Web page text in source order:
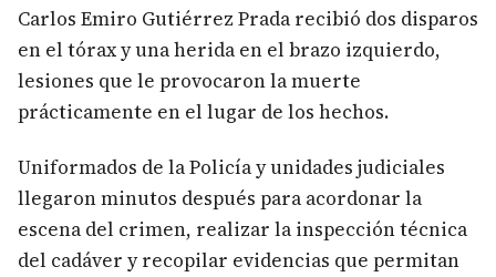
Carlos Emiro Gutiérrez Prada recibió dos disparos
en el tórax y una herida en el brazo izquierdo,
lesiones que le provocaron la muerte
prácticamente en el lugar de los hechos.
Uniformados de la Policía y unidades judiciales
llegaron minutos después para acordonar la
escena del crimen, realizar la inspección técnica
del cadáver y recopilar evidencias que permitan